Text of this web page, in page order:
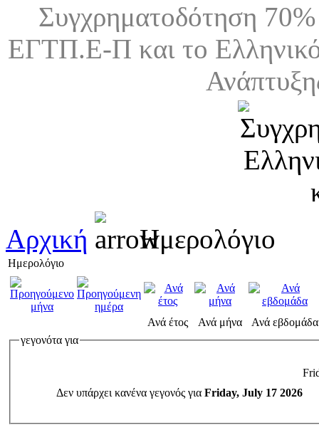
Συγχρηματοδότηση
ΕΓΤΠ.Ε-Π και το
Αρχική Ημερολόγιο
Ημερολόγιο
Ανά έτος Ανά μήνα
Ανά εβδομάδα
γεγονότα για
Δεν υπάρχει κανένα γεγονός για Friday, July 17 2026